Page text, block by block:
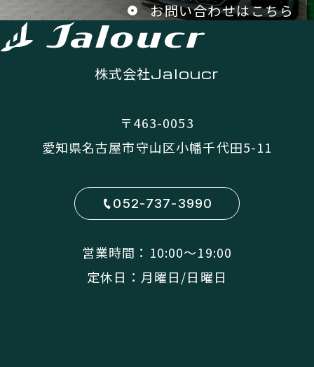
お問い合わせはこちら
株式会社Jaloucr
〒463-0053
愛知県名古屋市守山区小幡千代田5-11
052-737-3990
営業時間：10:00〜19:00
定休日：月曜日/日曜日